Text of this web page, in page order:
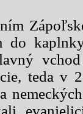
do
teda v